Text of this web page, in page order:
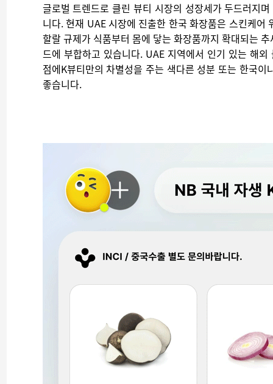
글로벌 트렌드로 클린 뷰티 시장의 성장세가 두드러지
니다. 현재 UAE 시장에 진출한 한국 화장품은 스킨케
할랄 규제가 식품부터 몸에 닿는 화장품까지 확대되는
드에 부합하고 있습니다. UAE 지역에서 인기 있는 해
점에K뷰티만의 차별성을 주는 색다른 성분 또는 한국
좋습니다.